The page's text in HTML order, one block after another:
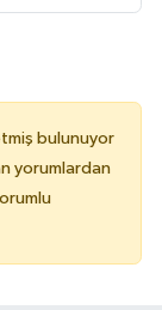
bulunuyor
yorumlardan